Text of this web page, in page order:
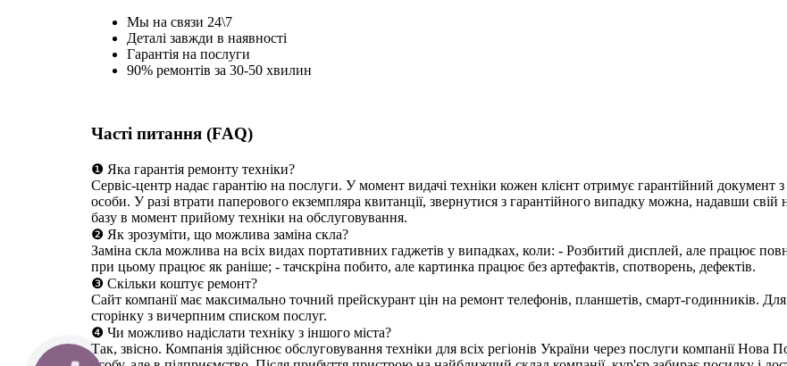
Мы на связи 24\7
Деталі завжди в наявності
Гарантія на послуги
90% ремонтів за 30-50 хвилин
Часті питання (FAQ)
❶ Яка гарантія ремонту техніки?
Сервіс-центр надає гарантію на послуги. У момент видачі техніки кожен клієнт отримує гарантійний документ
особи. У разі втрати паперового екземпляра квитанції, звернутися з гарантійного випадку можна, надавши
базу в момент прийому техніки на обслуговування.
❷ Як зрозуміти, що можлива заміна скла?
Заміна скла можлива на всіх видах портативних гаджетів у випадках, коли: - Розбитий дисплей, але працює
при цьому працює як раніше; - тачскріна побито, але картинка працює без артефактів, спотворень, дефектів.
❸ Скільки коштує ремонт?
Сайт компанії має максимально точний прейскурант цін на ремонт телефонів, планшетів, смарт-годинників.
сторінку з вичерпним списком послуг.
❹ Чи можливо надіслати техніку з іншого міста?
Так, звісно. Компанія здійснює обслуговування техніки для всіх регіонів України через послуги компанії Нова